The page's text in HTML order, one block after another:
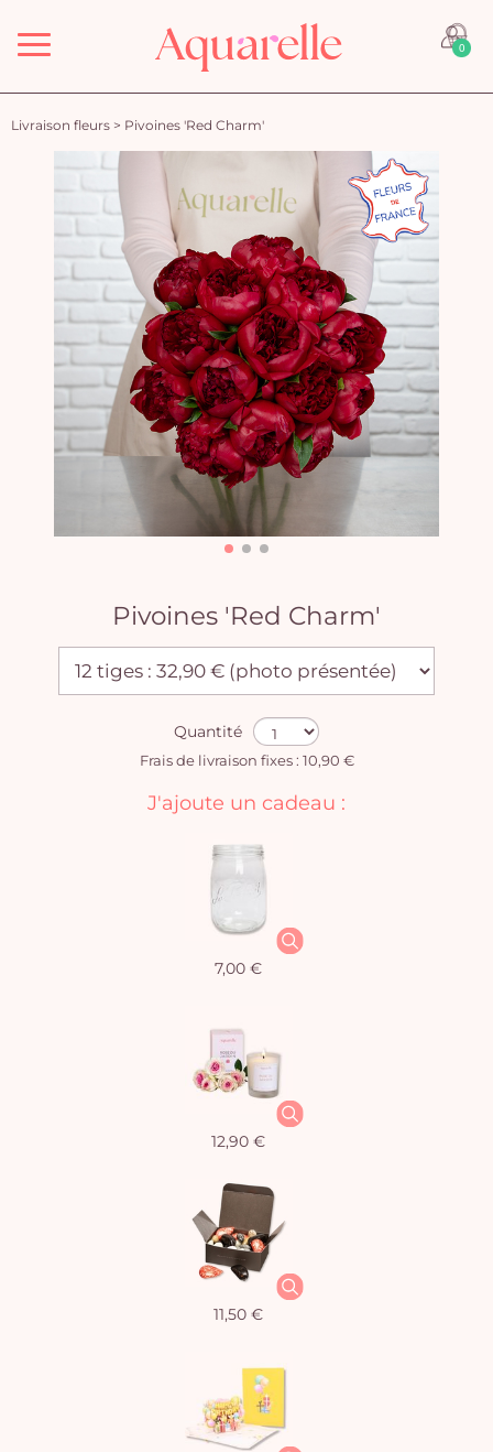
Menu 0
Livraison fleurs > Pivoines 'Red Charm'
Pivoines 'Red Charm'
Quantité
Frais de livraison fixes : 10,90 €
J'ajoute un cadeau :
7,00 €
12,90 €
11,50 €